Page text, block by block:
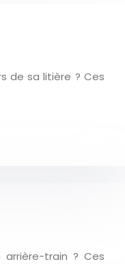
de sa litière ? Ces
train ? Ces